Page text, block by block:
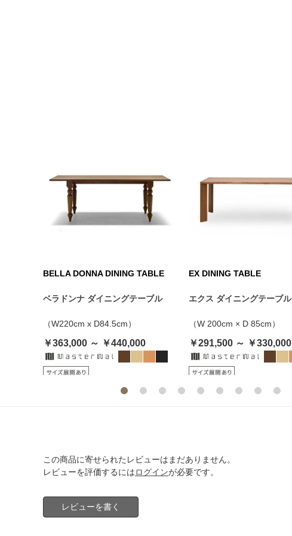
BELLA DONNA DINING TABLE
ベラドンナ ダイニングテーブル
（W220cm x D84.5cm）
￥363,000 ～ ￥440,000
EX DINING TABLE
エクス ダイニングテーブル
（W 200cm × D 85cm）
￥291,500 ～ ￥330,000
この商品に寄せられたレビューはまだありません。
レビューを評価するにはログインが必要です。
レビューを書く